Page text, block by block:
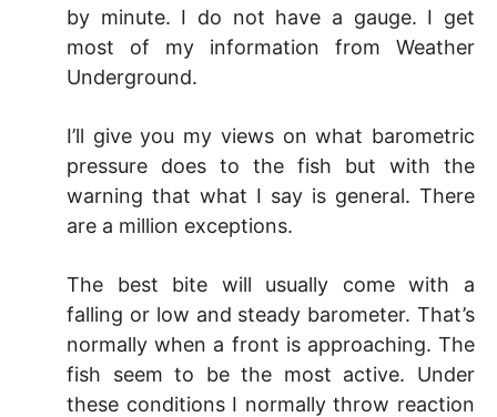
by minute. I do not have a gauge. I get
most of my information from Weather
Underground.
I’ll give you my views on what barometric
pressure does to the fish but with the
warning that what I say is general. There
are a million exceptions.
The best bite will usually come with a
falling or low and steady barometer. That’s
normally when a front is approaching. The
fish seem to be the most active. Under
these conditions I normally throw reaction